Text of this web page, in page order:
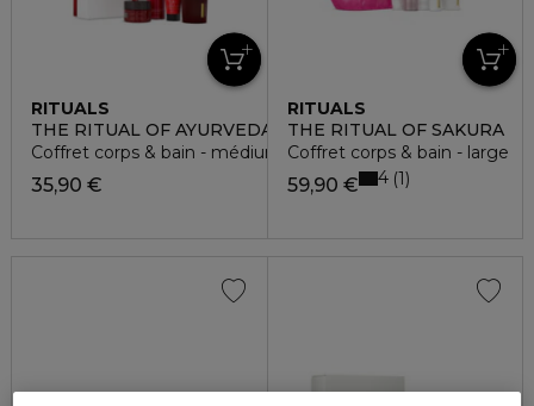
RITUALS
THE RITUAL OF AYURVEDA
Coffret corps & bain - médium
35,90 €
RITUALS
THE RITUAL OF SAKURA
Coffret corps & bain - large
59,90 € 4 1